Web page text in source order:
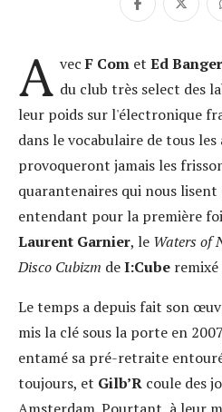
A vecF Comet Ed Banger
du club très select des
leur poids sur l'électronique
dans le vocabulaire de tous
provoqueront jamais les
quarantenaires qui nous
entendant pour la première
Laurent Garnier, le Waters of
Disco Cubizm deI:Cube
Le temps a depuis fait son
mis la clé sous la porte en
entamé sa pré-retraite
toujours, et Gilb’R coule des